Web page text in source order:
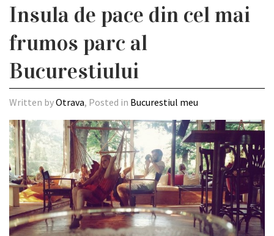
Insula de pace din cel mai
frumos parc al
Bucurestiului
Written byOtrava, Posted in Bucurestiul meu